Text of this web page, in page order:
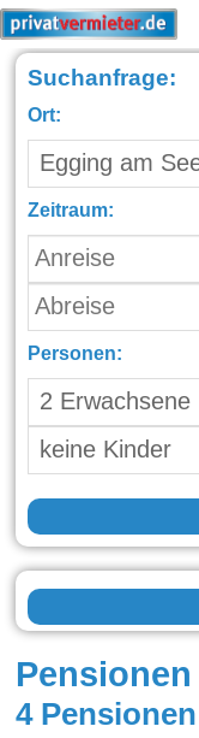
Suchanfrage:
Ort:
Zeitraum:
Personen:
4